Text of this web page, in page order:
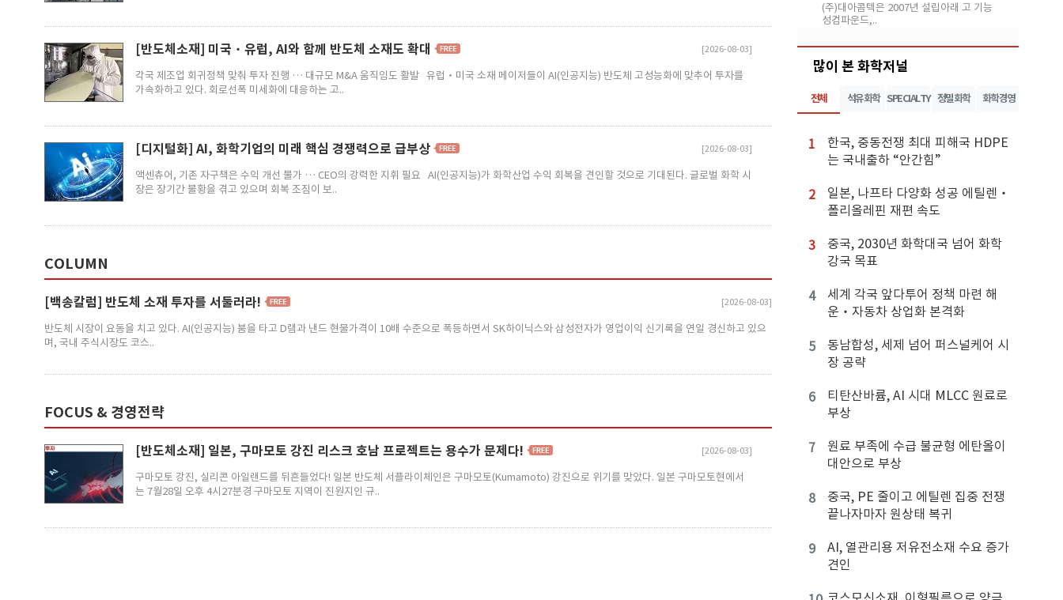
[반도체소재] 미국‧유럽, AI와 함께 반도체 소재도 확대 [2026-08-03]
각국 제조업 회귀정책 맞춰 투자 진행 … 대규모 M&A 움직임도 활발 유럽‧미국 소재 메이저들이 AI(인공지능) 반도체 고성능화에 맞추어 투자를
가속화하고 있다. 회로선폭 미세화에 대응하는 고..
[디지털화] AI, 화학기업의 미래 핵심 경쟁력으로 급부상 [2026-08-03]
액센츄어, 기존 자구책은 수익 개선 불가 … CEO의 강력한 지휘 필요 AI(인공지능)가 화학산업 수익 회복을 견인할 것으로 기대된다. 글로벌 화학 시
장은 장기간 불황을 겪고 있으며 회복 조짐이 보..
COLUMN
[백송칼럼] 반도체 소재 투자를 서둘러라! [2026-08-03]
반도체 시장이 요동을 치고 있다. AI(인공지능) 붐을 타고 D램과 낸드 현물가격이 10배 수준으로 폭등하면서 SK하이닉스와 삼성전자가 영업이익 신기록을 연일 경신하고 있으
며, 국내 주식시장도 코스..
FOCUS & 경영전략
[반도체소재] 일본, 구마모토 강진 리스크 호남 프로젝트는 용수가 문제다! [2026-08-03]
구마모토 강진, 실리콘 아일랜드를 뒤흔들었다! 일본 반도체 서플라이체인은 구마모토(Kumamoto) 강진으로 위기를 맞았다. 일본 구마모토현에서
는 7월28일 오후 4시27분경 구마모토 지역이 진원지인 규..
쇼와코산은 일본의 KAO Coperation,
SUMI..
많이 본 화학저널
전체 석유화학 SPECIALTY 정밀화학 화학경영
1
한국, 중동전쟁 최대 피해국 HDPE
는 국내출하 “안간힘”
2
일본, 나프타 다양화 성공 에틸렌‧
폴리올레핀 재편 속도
3
중국, 2030년 화학대국 넘어 화학
강국 목표
4
세계 각국 앞다투어 정책 마련 해
운‧자동차 상업화 본격화
5
동남합성, 세제 넘어 퍼스널케어 시
장 공략
6
티탄산바륨, AI 시대 MLCC 원료로
부상
7
원료 부족에 수급 불균형 에탄올이
대안으로 부상
8
중국, PE 줄이고 에틸렌 집중 전쟁
끝나자마자 원상태 복귀
9
AI, 열관리용 저유전소재 수요 증가
견인